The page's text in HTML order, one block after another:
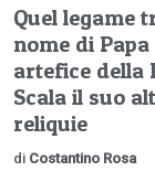
Quel legame
nome di
artefice della
Scala il suo
reliquie
di Costantino Rosa